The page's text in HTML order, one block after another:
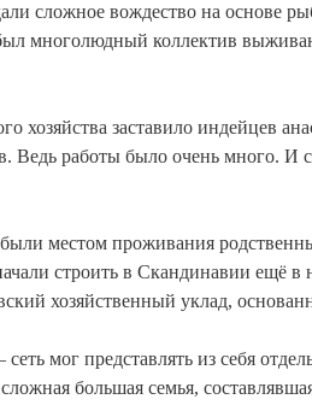
сложное вождество на основе
многолюдный коллектив
хозяйства заставило индейцев
Ведь работы было очень много. И
местом проживания
строить в Скандинавии ещё в
хозяйственный уклад,
мог представлять из себя
большая семья,